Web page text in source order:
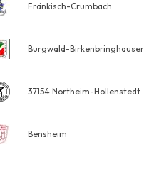
Fränkisch-Crumbach
Burgwald-Birkenbringhausen
37154 Northeim-Hollenstedt
Bensheim